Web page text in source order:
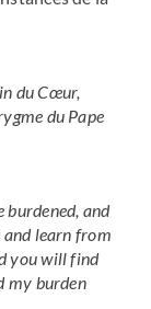
du Cœur,
du Pape
burdened, and
and learn from
you will find
my burden